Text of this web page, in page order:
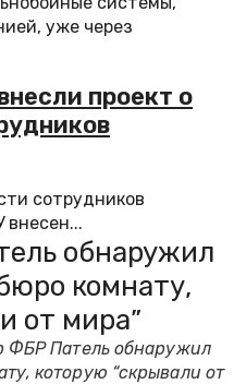
уже через
проект о
сотрудников
внесен...
обнаружил
комнату,
от мира”
ФБР Патель обнаружил
которую “скрывали от